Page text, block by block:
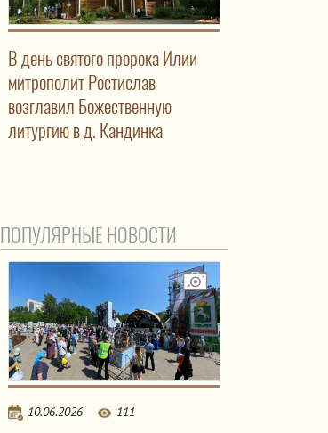
В день святого пророка Илии
митрополит Ростислав
возглавил Божественную
литургию в д. Кандинка
ПОПУЛЯРНЫЕ НОВОСТИ
10.06.2026 111